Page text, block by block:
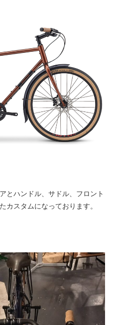
とハンドル、サドル、フロント
カスタムになっております。